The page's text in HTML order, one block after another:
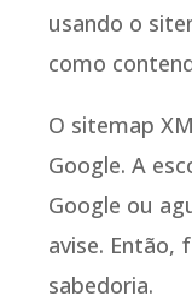
usando o
como
O sitemap
Google. A
Google ou
avise. Então,
sabedoria.